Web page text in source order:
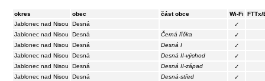
okres obec část obce Wi-Fi
FTTx/
Jablonec nad Nisou
Desná
✓
Jablonec nad Nisou
Desná Černá říčka
✓
Jablonec nad Nisou
Desná Desná I
✓
Jablonec nad Nisou
Desná Desná II-východ
✓
Jablonec nad Nisou
Desná Desná II-západ
✓
Jablonec nad Nisou
Desná Desná-střed
✓